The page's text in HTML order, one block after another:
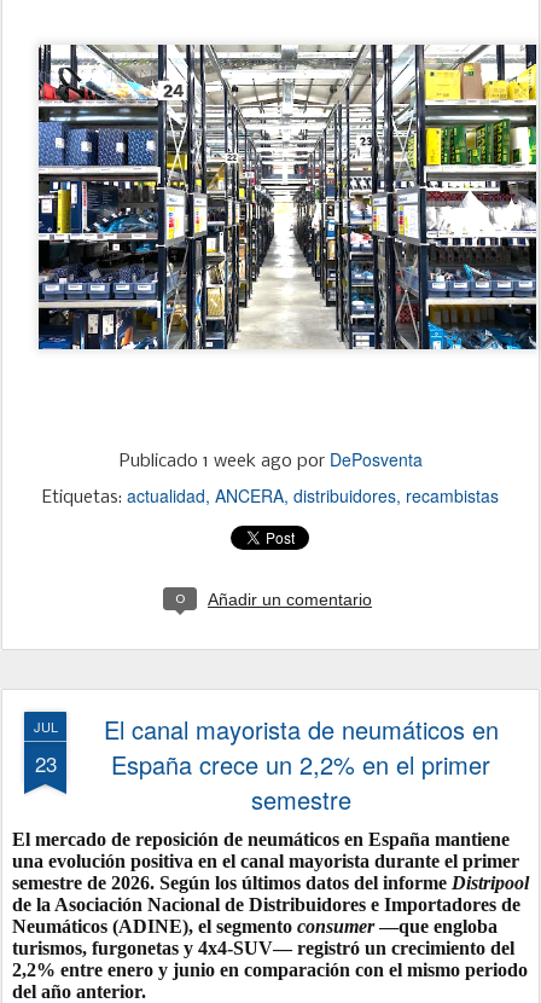
Publicado 1 week ago por DePosventa
Etiquetas: actualidad ANCERA distribuidores recambistas
0 Añadir un comentario
JUL
23
El canal mayorista de neumáticos en
España crece un 2,2% en el primer
semestre
El mercado de reposición de neumáticos en España mantiene
una evolución positiva en el canal mayorista durante el primer
semestre de 2026. Según los últimos datos del informe Distripool
de la Asociación Nacional de Distribuidores e Importadores de
Neumáticos (ADINE), el segmento consumer—que engloba
turismos, furgonetas y 4x4-SUV— registró un crecimiento del
2,2% entre enero y junio en comparación con el mismo periodo
del año anterior.